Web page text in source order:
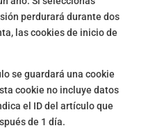
perdurará durante dos
las cookies de inicio de
se guardará una cookie
cookie no incluye datos
el ID del artículo que
de 1 día.